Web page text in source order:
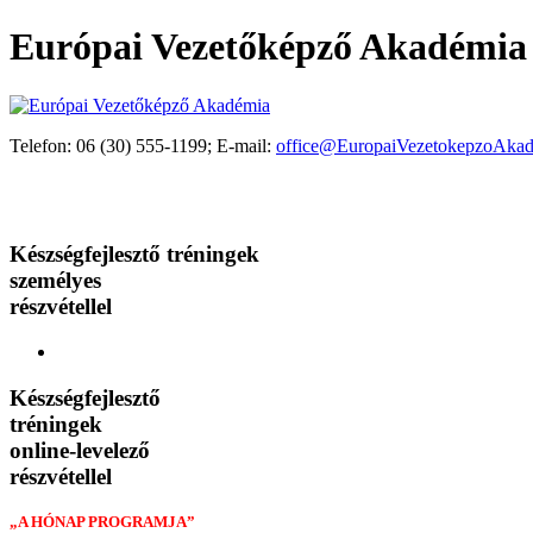
Európai Vezetőképző Akadémia
Telefon: 06 (30) 555-1199; E-mail:
Készségfejlesztő tréningek
személyes
részvétellel
Készségfejlesztő
tréningek
online-levelező
részvétellel
„A HÓNAP PROGRAMJA”